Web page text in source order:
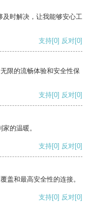
及时解决，让我能够安心工
支持[0] 反对[0]
限的流畅体验和安全性保
支持[0] 反对[0]
的温暖。
支持[0] 反对[0]
盖和最高安全性的连接。
支持[0] 反对[0]